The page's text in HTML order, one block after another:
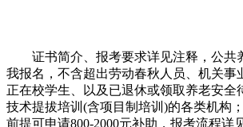
证书简介、报考要求详见注释，公共
我报名，不含超出劳动春秋人员、机关事
正在校学生、以及已退休或领取养老安全
技术提拔培训(含项目制培训)的各类机构
前提可申请800-2000元补助，报考流程详